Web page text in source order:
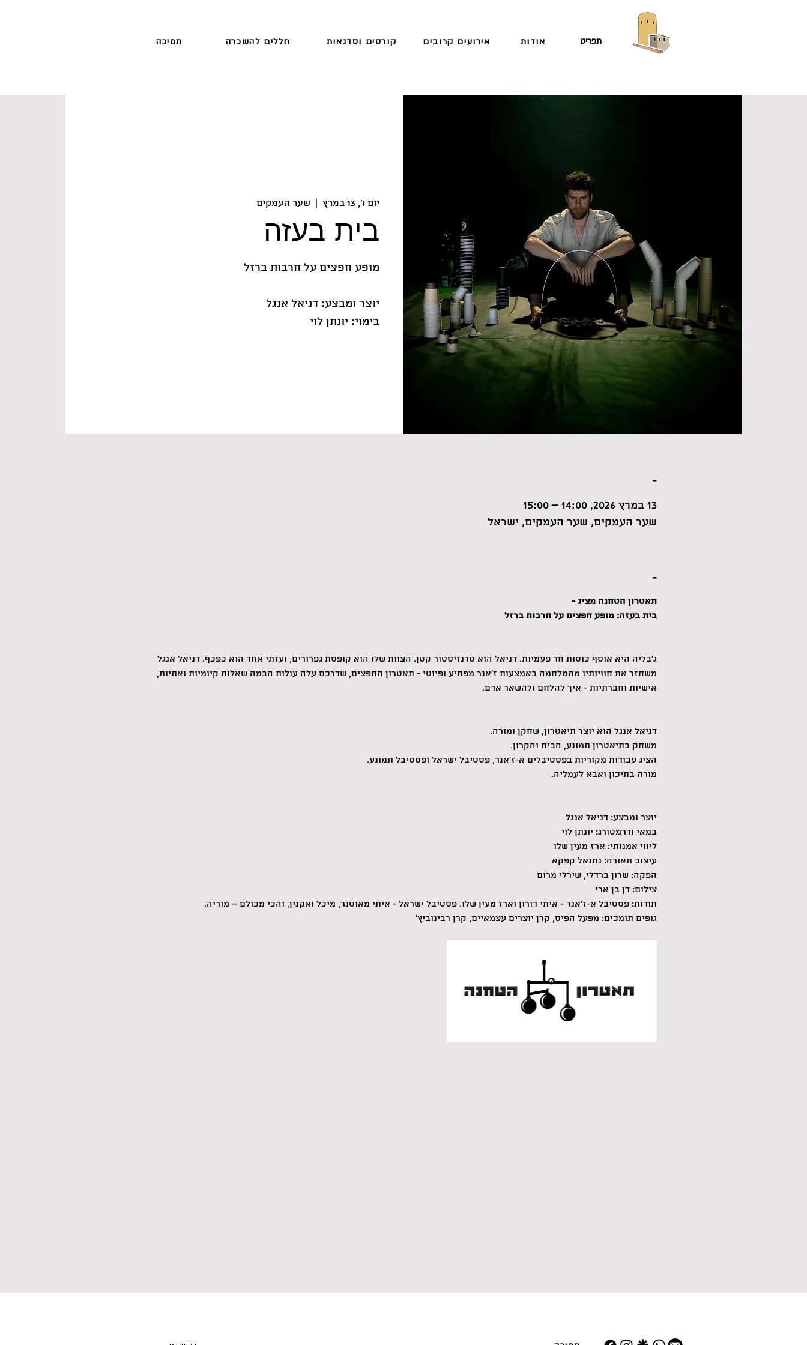
תמיכה חללים להשכרה קורסים וסדנאות אירועים קרובים אודות תפריט
יום ו׳, 13 במרץ שער העמקים
בית בעזה
בימוי: יונתן לוי
-
13 במרץ 2026, 14:00 – 15:00
שער העמקים, שער העמקים, ישראל
-
תאטרון הטחנה מציג -
בית בעזה: מופע חפצים על חרבות ברזל
ג'בליה היא אוסף כוסות חד פעמיות. דניאל הוא טרנזיסטור קטן. הצוות שלו הוא קופסת גפרורים, ועזתי אחד הוא כפכף. דניאל אנגל
משחזר את חוויותיו מהמלחמה באמצעות ז'אנר מפתיע ופיוטי - תאטרון החפצים, שדרכם עלה עולות הבמה שאלות קיומיות ואתיות,
אישיות וחברתיות - איך להלחם ולהשאר אדם.
דניאל אנגל הוא יוצר תיאטרון, שחקן ומורה.
משחק בתיאטרון תמונע, הבית והקרון.
הציג עבודות מקוריות בפסטיבלים א-ז'אנר, פסטיבל ישראל ופסטיבל תמונע.
מורה בתיכון ואבא לעמליה.
יוצר ומבצע: דניאל אנגל
במאי ודרמטורג: יונתן לוי
ליווי אמנותי: ארז מעין שלו
עיצוב תאורה: נתנאל קפקא
הפקה: שרון ברדלי, שירלי מרום
צילום: דן בן ארי
תודות: פסטיבל א-ז'אנר - איתי דורון וארז מעין שלו. פסטיבל ישראל - איתי מאוטנר, מיכל ואקנין, והכי מכולם – מוריה.
גופים תומכים: מפעל הפיס, קרן יוצרים עצמאיים, קרן רבינוביץ'